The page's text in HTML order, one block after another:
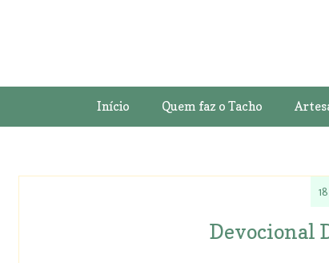
Início Quem faz o Tacho
Devocional